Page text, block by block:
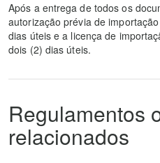
Após a entrega de todos os
autorização prévia de
dias úteis e a licença de
dois (2) dias úteis.
Regulamentos
relacionados